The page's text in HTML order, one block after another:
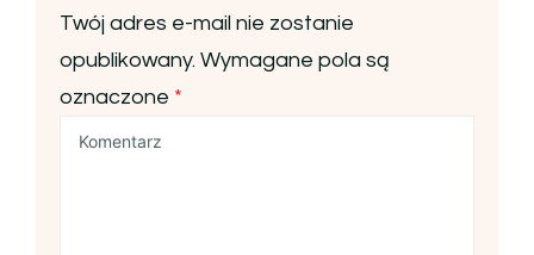
Twój adres e-mail nie zostanie
opublikowany. Wymagane pola są
oznaczone *